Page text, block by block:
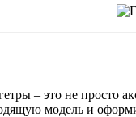
– это не просто
модель и